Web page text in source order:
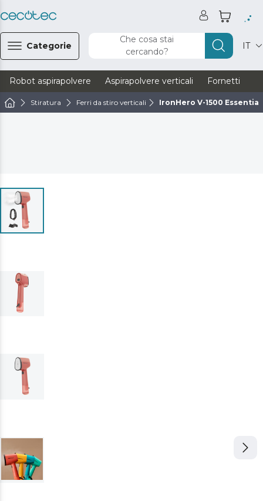
Categorie
Che cosa stai
cercando?
IT
Robot aspirapolvere Aspirapolvere verticali Fornetti
Stiratura Ferri da stiro verticali IronHero V-1500